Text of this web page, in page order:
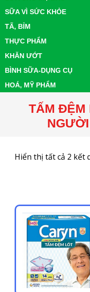
SỮA VÌ SỨC KHỎE
TÃ, BỈM
THỰC PHẨM
KHĂN ƯỚT
BÌNH SỮA-DỤNG CỤ
HOÁ, MỸ PHẨM
TẤM ĐỆM
Hiển thị tất cả 2 kết